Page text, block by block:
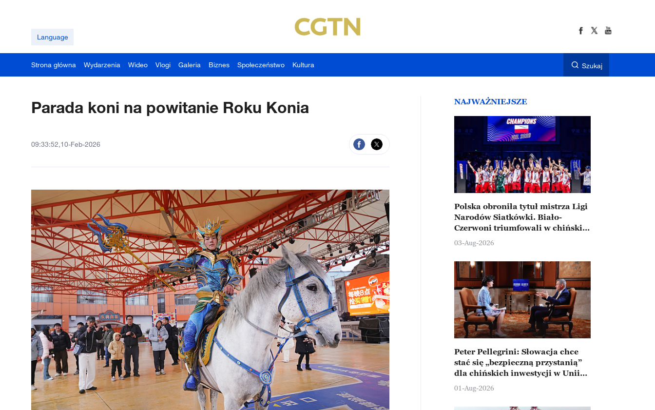
Language
Strona główna Wydarzenia Wideo Vlogi Galeria Biznes Społeczeństwo Kultura Szukaj
Parada koni na powitanie Roku Konia
09:33:52,10-Feb-2026
NAJWAŻNIEJSZE
Polska obroniła tytuł mistrza Ligi
Narodów Siatkówki. Biało-
Czerwoni triumfowali w chińskim
Ningbo
03-Aug-2026
Peter Pellegrini: Słowacja chce
stać się „bezpieczną przystanią”
dla chińskich inwestycji w Unii
Europejskiej
01-Aug-2026